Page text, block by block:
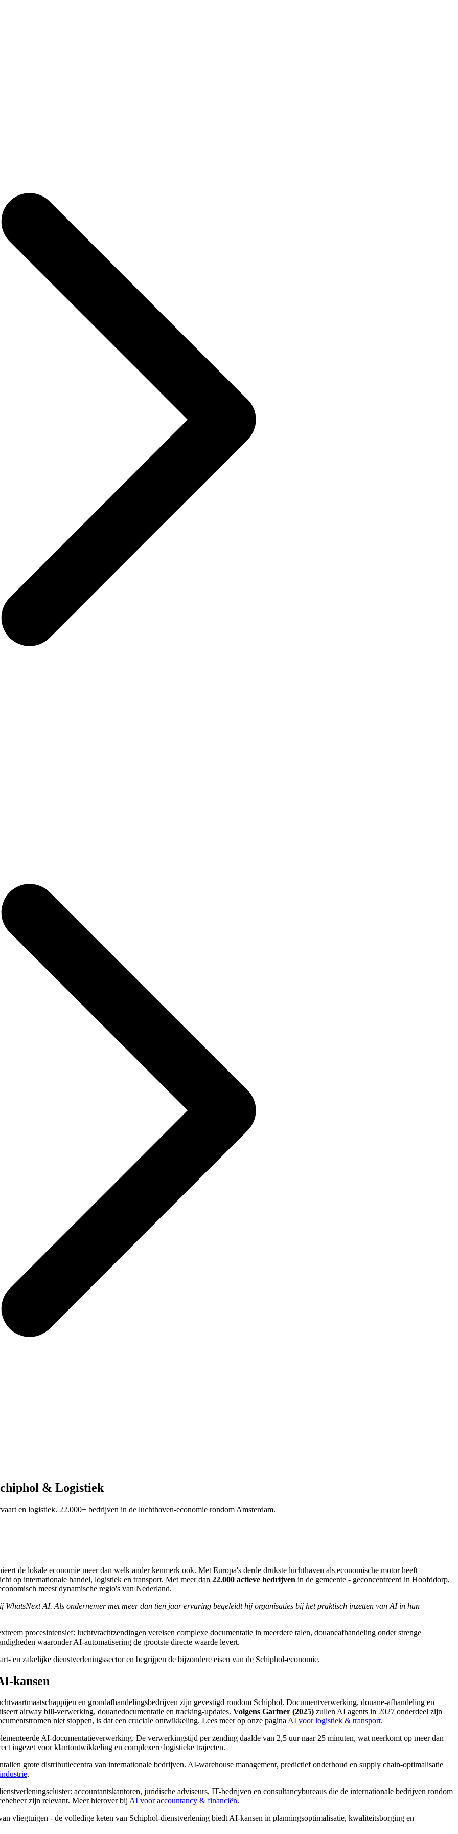
& Logistiek
en logistiek. 22.000+ bedrijven in de luchthaven-economie rondom Amsterdam.
de lokale economie meer dan welk ander kenmerk ook. Met Europa's derde drukste luchthaven als economische motor heeft
op internationale handel, logistiek en transport. Met meer dan 22.000 actieve bedrijven in de gemeente - geconcentreerd in Hoofddorp,
meest dynamische regio's van Nederland.
AI. Als ondernemer met meer dan tien jaar ervaring begeleidt hij organisaties bij het praktisch inzetten van AI in hun
procesintensief: luchtvrachtzendingen vereisen complexe documentatie in meerdere talen, douaneafhandeling onder strenge
waaronder AI-automatisering de grootste directe waarde levert.
en zakelijke dienstverleningssector en begrijpen de bijzondere eisen van de Schiphol-economie.
kansen
en grondafhandelingsbedrijven zijn gevestigd rondom Schiphol. Documentverwerking, douane-afhandeling en
airway bill-verwerking, douanedocumentatie en tracking-updates. Volgens Gartner (2025) zullen AI agents in 2027 onderdeel zijn
niet stoppen, is dat een cruciale ontwikkeling. Lees meer op onze paginaAI voor logistiek & transport.
AI-documentatieverwerking. De verwerkingstijd per zending daalde van 2,5 uur naar 25 minuten, wat neerkomt op meer dan
ingezet voor klantontwikkeling en complexere logistieke trajecten.
grote distributiecentra van internationale bedrijven. AI-warehouse management, predictief onderhoud en supply chain-optimalisatie
.
accountantskantoren, juridische adviseurs, IT-bedrijven en consultancybureaus die de internationale bedrijven rondom
zijn relevant. Meer hierover bij AI voor accountancy & financiën.
vliegtuigen - de volledige keten van Schiphol-dienstverlening biedt AI-kansen in planningsoptimalisatie, kwaliteitsborging en